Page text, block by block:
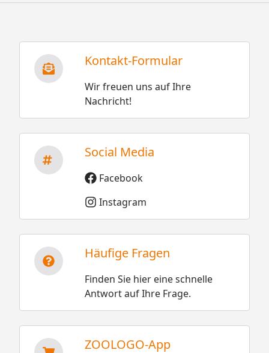
Kontakt-Formular
Wir freuen uns auf Ihre
Nachricht!
Social Media
Facebook
Instagram
Häufige Fragen
Finden Sie hier eine schnelle
Antwort auf Ihre Frage.
ZOOLOGO-App